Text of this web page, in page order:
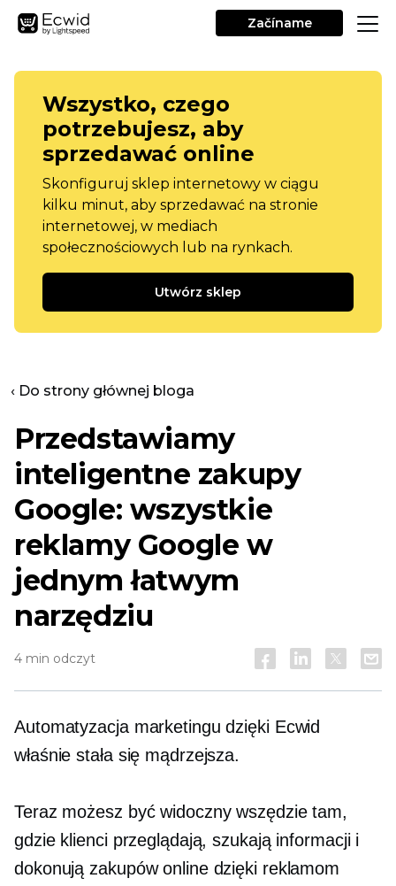
Začíname
Wszystko, czego
potrzebujesz, aby
sprzedawać online
Skonfiguruj sklep internetowy w ciągu
kilku minut, aby sprzedawać na stronie
internetowej, w mediach
społecznościowych lub na rynkach.
Utwórz sklep
‹ Do strony głównej bloga
Przedstawiamy
inteligentne zakupy
Google: wszystkie
reklamy Google w
jednym łatwym
narzędziu
4 min odczyt
Automatyzacja marketingu dzięki Ecwid
właśnie stała się mądrzejsza.
Teraz możesz być widoczny wszędzie tam,
gdzie klienci przeglądają, szukają informacji i
dokonują zakupów online dzięki reklamom